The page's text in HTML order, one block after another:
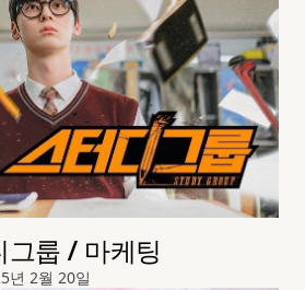
룹 / 마케팅
년 2월 20일